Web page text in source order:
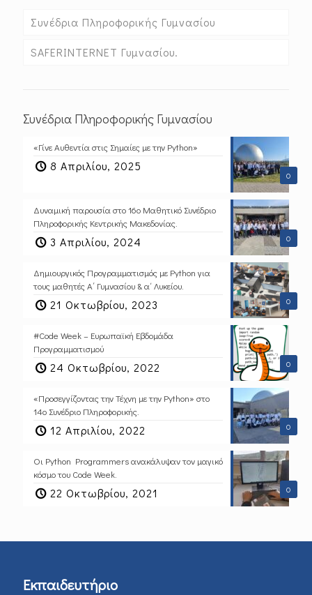
Συνέδρια Πληροφορικής Γυμνασίου
SAFERINTERNET Γυμνασίου.
Συνέδρια Πληροφορικής Γυμνασίου
0
«Γίνε Αυθεντία στις Σημαίες με την Python»
8 Απριλίου, 2025
0
Δυναμική παρουσία στο 16ο Μαθητικό Συνέδριο
Πληροφορικής Κεντρικής Μακεδονίας.
3 Απριλίου, 2024
0
Δημιουργικός Προγραμματισμός με Python για
τους μαθητές Α΄ Γυμνασίου & α΄ Λυκείου.
21 Οκτωβρίου, 2023
0
#Code Week – Ευρωπαϊκή Εβδομάδα
Προγραμματισμού
24 Οκτωβρίου, 2022
0
«Προσεγγίζοντας την Τέχνη με την Python» στο
14ο Συνέδριο Πληροφορικής.
12 Απριλίου, 2022
0
Οι Python Programmers ανακάλυψαν τον μαγικό
κόσμο του Code Week.
22 Οκτωβρίου, 2021
Εκπαιδευτήριο